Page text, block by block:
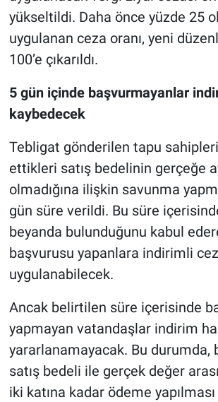
yükseltildi. Daha önce yüzde 25
uygulanan ceza oranı, yeni
100’e çıkarıldı.
5 gün içinde başvurmayanlar
kaybedecek
Tebligat gönderilen tapu
ettikleri satış bedelinin gerçeğe
olmadığına ilişkin savunma
gün süre verildi. Bu süre
beyanda bulunduğunu kabul
başvurusu yapanlara indirimli
uygulanabilecek.
Ancak belirtilen süre içerisinde
yapmayan vatandaşlar indirim
yararlanamayacak. Bu durumda,
satış bedeli ile gerçek değer
iki katına kadar ödeme